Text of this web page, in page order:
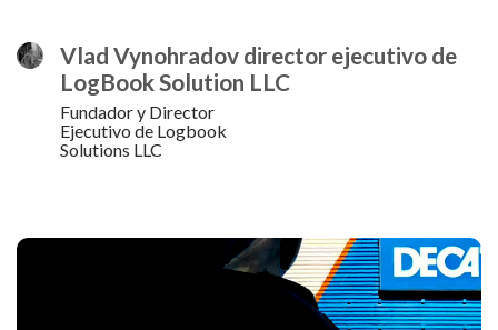
Vlad Vynohradov director ejecutivo de
LogBook Solution LLC
Fundador y Director
Ejecutivo de Logbook
Solutions LLC